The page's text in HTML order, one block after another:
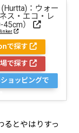
：ウォー
ス・エコ・レ
）
で探す
で探す
ョッピングで
るとやはりすっ